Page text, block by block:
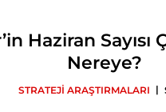
Haziran Sayısı
Nereye?
STRATEJİ ARAŞTIRMALARI |